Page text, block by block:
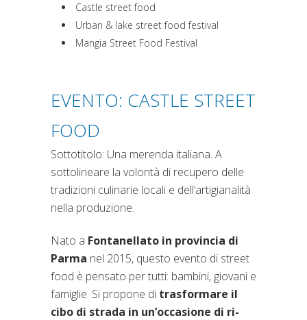
Castle street food
Urban & lake street food festival
Mangia Street Food Festival
EVENTO: CASTLE STREET
FOOD
Sottotitolo: Una merenda italiana. A
sottolineare la volontà di recupero delle
tradizioni culinarie locali e dell’artigianalità
nella produzione.
Nato a Fontanellato in provincia di
Parma nel 2015, questo evento di street
food è pensato per tutti: bambini, giovani e
famiglie. Si propone di trasformare il
cibo di strada in un’occasione di ri-